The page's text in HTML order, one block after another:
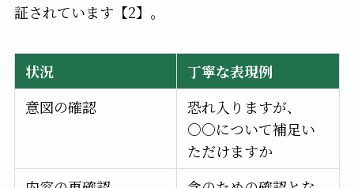
証されています【2】。
状況
丁寧な表現例
意図の確認
恐れ入りますが、
○○について補足い
ただけますか